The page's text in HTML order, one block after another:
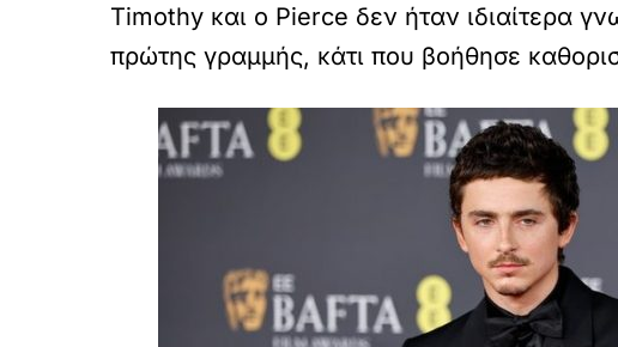
Timothy και ο Pierce δεν ήταν ιδιαίτερα
πρώτης γραμμής, κάτι που βοήθησε